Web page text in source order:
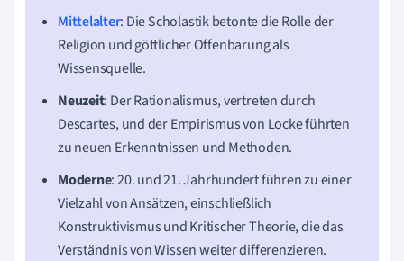
Mittelalter: Die Scholastik betonte die Rolle der
Religion und göttlicher Offenbarung als
Wissensquelle.
Neuzeit: Der Rationalismus, vertreten durch
Descartes, und der Empirismus von Locke führten
zu neuen Erkenntnissen und Methoden.
Moderne: 20. und 21. Jahrhundert führen zu einer
Vielzahl von Ansätzen, einschließlich
Konstruktivismus und Kritischer Theorie, die das
Verständnis von Wissen weiter differenzieren.